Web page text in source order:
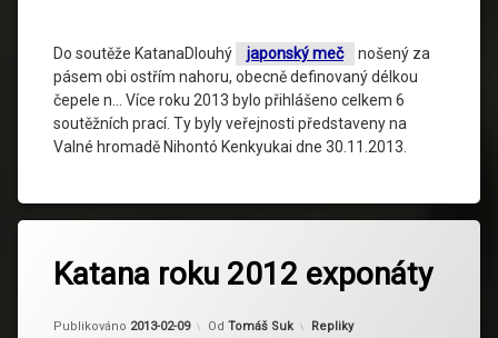
Do soutěže KatanaDlouhý japonský meč
nošený za
pásem obi ostřím nahoru, obecně definovaný délkou
čepele n… Více roku 2013 bylo přihlášeno celkem 6
soutěžních prací. Ty byly veřejnosti představeny na
Valné hromadě Nihontó Kenkyukai dne 30.11.2013.
Katana roku 2012 exponáty
Publikováno 2013-02-09 Od Tomáš Suk Kategorie:
Repliky